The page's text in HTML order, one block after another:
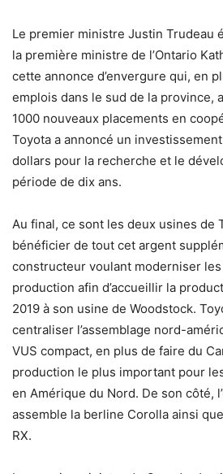
Le premier ministre Justin Trudeau
la première ministre de l’Ontario
cette annonce d’envergure qui, en
emplois dans le sud de la province,
1000 nouveaux placements en
Toyota a annoncé un
dollars pour la recherche et le
période de dix ans.
Au final, ce sont les deux usines de
bénéficier de tout cet argent
constructeur voulant moderniser
production afin d’accueillir la
2019 à son usine de Woodstock.
centraliser l’assemblage nord-
VUS compact, en plus de faire du
production le plus important pour
en Amérique du Nord. De son côté,
assemble la berline Corolla ainsi
RX.